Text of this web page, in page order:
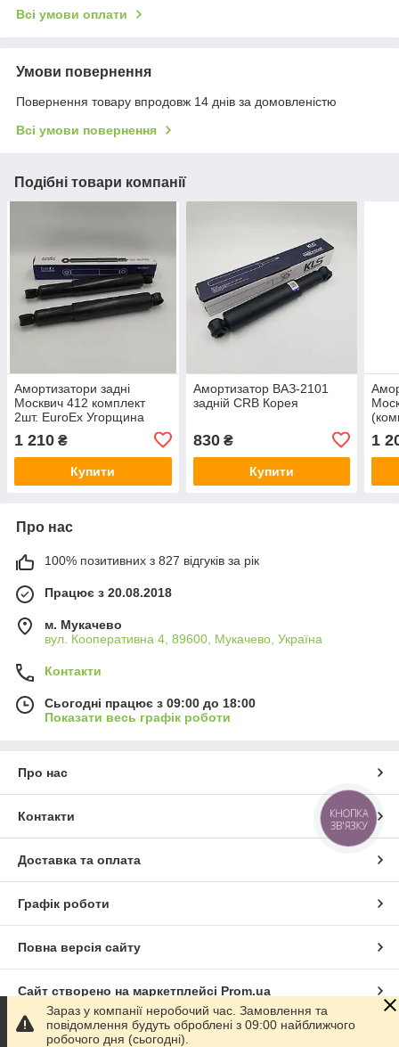
Всі умови оплати
Умови повернення
Повернення товару впродовж 14 днів за домовленістю
Всі умови повернення
Подібні товари компанії
Амортизатори задні
Москвич 412 комплект
2шт. EuroEx Угорщина
1 210 ₴
Купити
Амортизатор ВАЗ-2101
задній CRB Корея
830₴
Купити
1
Про нас
100% позитивних з 827 відгуків за рік
Працює з 20.08.2018
м. Мукачево
вул. Кооперативна 4, 89600, Мукачево, Україна
Контакти
Сьогодні працює з 09:00 до 18:00
Показати весь графік роботи
Про нас
Контакти
Доставка та оплата
Графік роботи
Повна версія сайту
Сайт створено на маркетплейсі Prom.ua
Політика конфіденційності
Зараз у компанії неробочий час. Замовлення та
повідомлення будуть оброблені з 09:00 найближчого
робочого дня (сьогодні).
КНОПКА
ЗВ'ЯЗКУ